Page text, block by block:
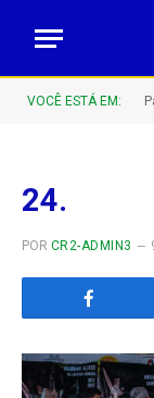
VOCÊ ESTÁ EM:
24.
POR CR2-ADMIN3